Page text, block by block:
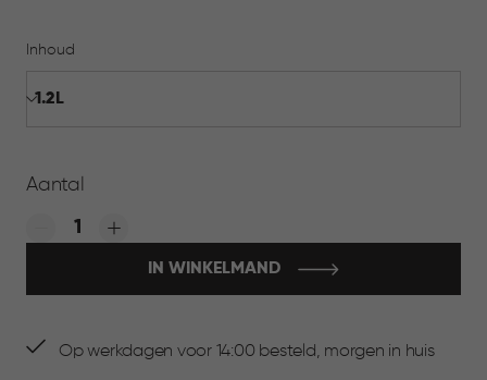
Inhoud
Aantal
Quantity:
IN WINKELMAND
Op werkdagen voor 14:00 besteld, morgen in huis